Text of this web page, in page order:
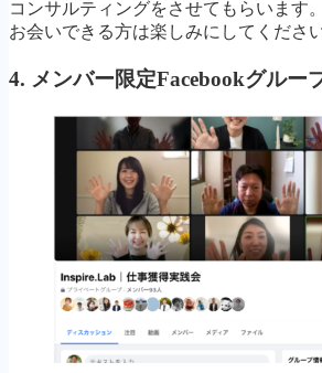
コンサルティングをさせてもらいます。
お会いできる方は楽しみにしてください
4. メンバー限定Facebookグルー